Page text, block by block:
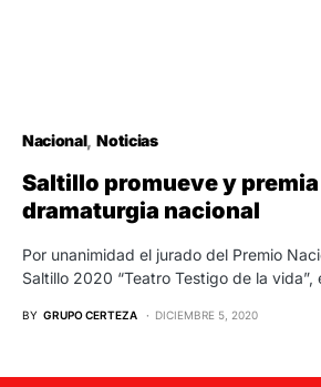
Nacional Noticias
Saltillo promueve y premia
dramaturgia nacional
Por unanimidad el jurado del Premio
Saltillo 2020 “Teatro Testigo de la
BY GRUPO CERTEZA DICIEMBRE 5, 2020